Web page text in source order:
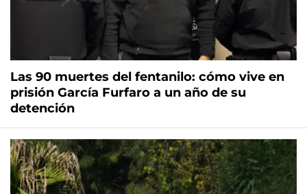
Las 90 muertes del fentanilo: cómo vive en
prisión García Furfaro a un año de su
detención